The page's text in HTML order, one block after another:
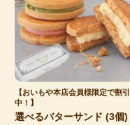
【おいもや本店会員様限定で割引
中！】
選べるバターサンド (3個)